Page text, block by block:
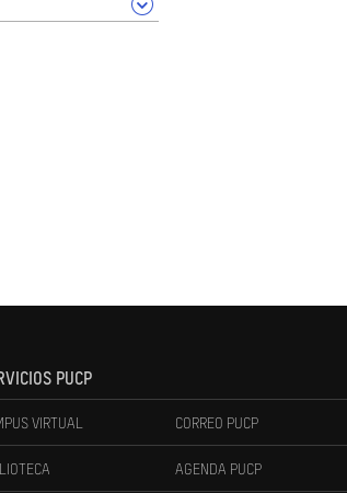
PUCP
VIRTUAL CORREO PUCP
AGENDA PUCP